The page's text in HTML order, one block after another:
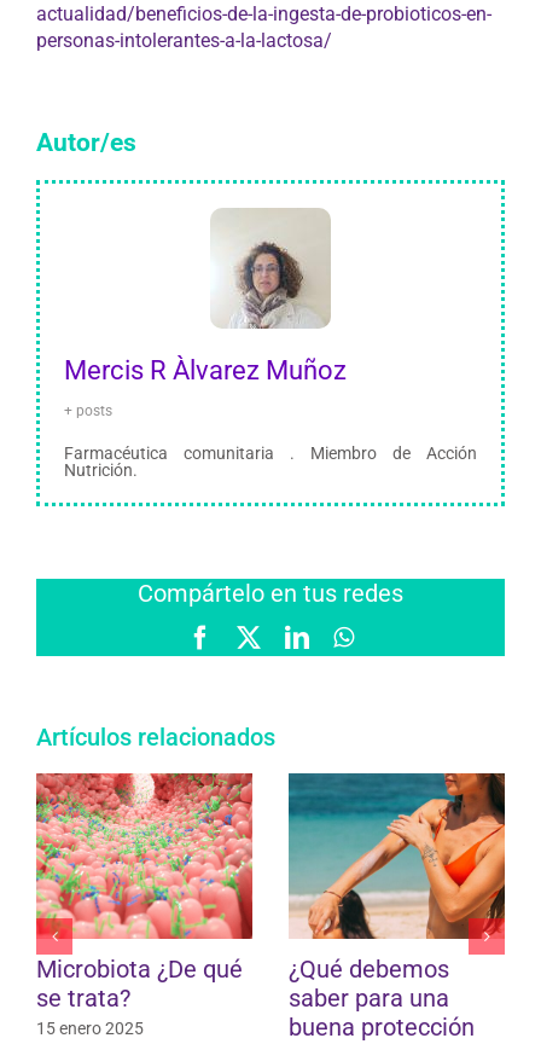
actualidad/beneficios-de-la-ingesta-de-probioticos-en-
personas-intolerantes-a-la-lactosa/
Autor/es
Mercis R Àlvarez Muñoz
+ posts
Farmacéutica comunitaria . Miembro de Acción
Nutrición.
Compártelo en tus redes
Facebook
X LinkedInWhatsApp
Artículos relacionados
Microbiota ¿De qué
se trata?
15 enero 2025
¿Qué debemos
saber para una
buena protección